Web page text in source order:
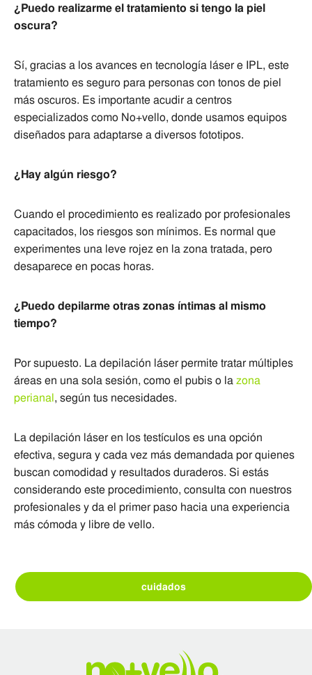
¿Puedo realizarme el tratamiento si tengo la piel
oscura?
Sí, gracias a los avances en tecnología láser e IPL, este
tratamiento es seguro para personas con tonos de piel
más oscuros. Es importante acudir a centros
especializados como No+vello, donde usamos equipos
diseñados para adaptarse a diversos fototipos.
¿Hay algún riesgo?
Cuando el procedimiento es realizado por profesionales
capacitados, los riesgos son mínimos. Es normal que
experimentes una leve rojez en la zona tratada, pero
desaparece en pocas horas.
¿Puedo depilarme otras zonas íntimas al mismo
tiempo?
Por supuesto. La depilación láser permite tratar múltiples
áreas en una sola sesión, como el pubis o lazona
perianal, según tus necesidades.
La depilación láser en los testículos es una opción
efectiva, segura y cada vez más demandada por quienes
buscan comodidad y resultados duraderos. Si estás
considerando este procedimiento, consulta con nuestros
profesionales y da el primer paso hacia una experiencia
más cómoda y libre de vello.
cuidados